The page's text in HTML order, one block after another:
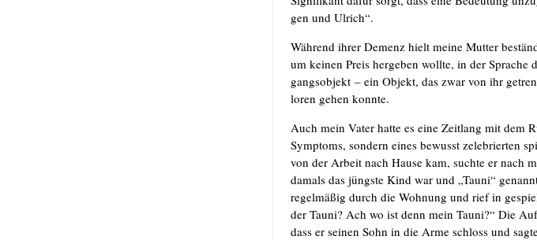
gen und Ulrich“.
Wäh­rend ihrer Demenz hielt mei­ne Mut­ter
um kei­nen Preis her­ge­ben woll­te, in der Spra­che
gangs­ob­jekt – ein Objekt, das zwar von ihr
lo­ren gehen konnte.
Auch mein Vater hat­te es eine Zeit­lang mit dem
Sym­ptoms, son­dern eines bewusst zele­brier­ten
von der Arbeit nach Hau­se kam, such­te er nach
damals das jüngs­te Kind war und „Tau­ni“
regel­mä­ßig durch die Woh­nung und rief in
der Tau­ni? Ach wo ist denn mein Tau­ni?“ Die
dass er sei­nen Sohn in die Arme schloss und